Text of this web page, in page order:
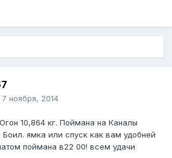
7 ноября, 2014
10,864 кг. Поймана на Каналы
ямка или спуск как вам удобней
поймана в22 00! всем удачи